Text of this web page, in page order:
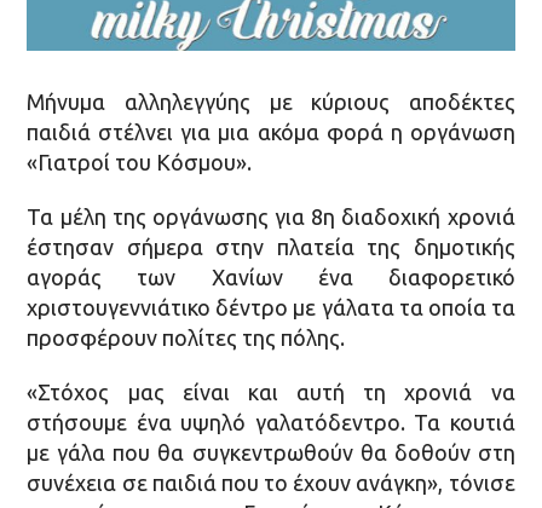
Μήνυμα αλληλεγγύης με κύριους αποδέκτες
παιδιά στέλνει για μια ακόμα φορά η οργάνωση
«Γιατροί του Κόσμου».
Τα μέλη της οργάνωσης για 8η διαδοχική χρονιά
έστησαν σήμερα στην πλατεία της δημοτικής
αγοράς των Χανίων ένα διαφορετικό
χριστουγεννιάτικο δέντρο με γάλατα τα οποία τα
προσφέρουν πολίτες της πόλης.
«Στόχος μας είναι και αυτή τη χρονιά να
στήσουμε ένα υψηλό γαλατόδεντρο. Τα κουτιά
με γάλα που θα συγκεντρωθούν θα δοθούν στη
συνέχεια σε παιδιά που το έχουν ανάγκη», τόνισε